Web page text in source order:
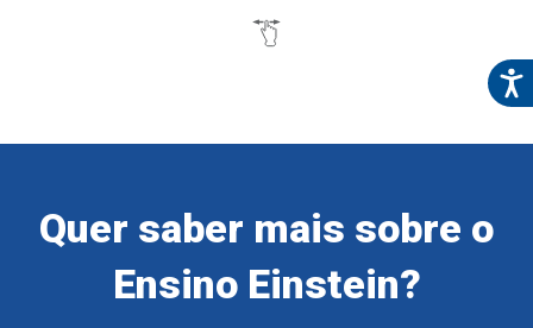
Quer saber mais sobre o
Ensino Einstein?